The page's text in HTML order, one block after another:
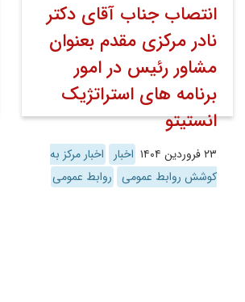
انتصاب جناب آقای دکتر
نادر مرکزی مقدم بعنوان
مشاور رئیس در امور
برنامه های استراتژیک
انستیتو
۲۳ فروردین ۱۴۰۴ اخبار
اخبار مرکز به
کوشش روابط عمومی روابط عمومی